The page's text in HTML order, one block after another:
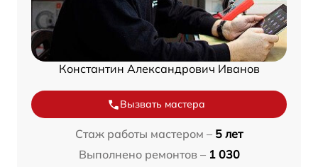
Константин Александрович Иванов
Вызвать мастера
Стаж работы мастером – 5 лет
Выполнено ремонтов – 1 030